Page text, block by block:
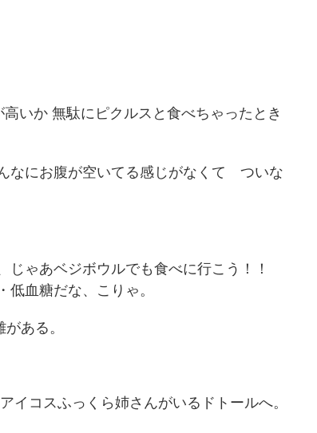
いか 無駄にピクルスと食べちゃったとき
なにお腹が空いてる感じがなくて ついな
ゃあベジボウルでも食べに行こう！！
血糖だな、こりゃ。
ある。
イコスふっくら姉さんがいるドトールへ。